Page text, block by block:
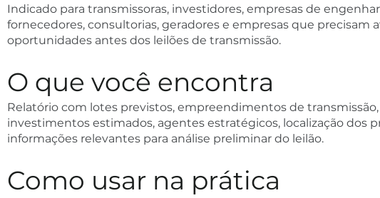
Indicado para transmissoras, investidores, empresas de
fornecedores, consultorias, geradores e empresas que precisam
oportunidades antes dos leilões de transmissão.
O que você encontra
Relatório com lotes previstos, empreendimentos de transmissão,
investimentos estimados, agentes estratégicos, localização dos
informações relevantes para análise preliminar do leilão.
Como usar na prática